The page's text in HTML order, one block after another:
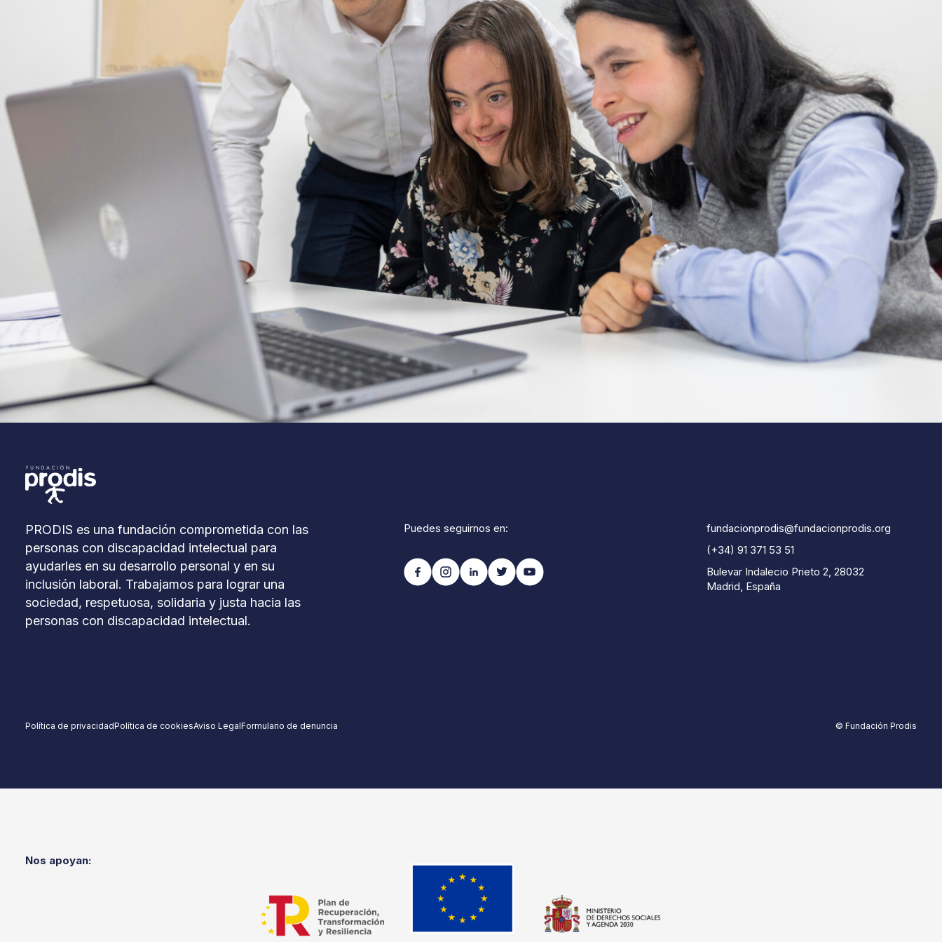
PRODIS es una fundación comprometida con las
personas con discapacidad intelectual para
ayudarles en su desarrollo personal y en su
inclusión laboral. Trabajamos para lograr una
sociedad, respetuosa, solidaria y justa hacia las
personas con discapacidad intelectual.
Puedes seguirnos en:
fundacionprodis@fundacionprodis.org
(+34) 91 371 53 51
Bulevar Indalecio Prieto 2, 28032
Madrid, España
Política de privacidadPolítica de cookiesAviso LegalFormulario de denuncia © Fundación Prodis
Nos apoyan: